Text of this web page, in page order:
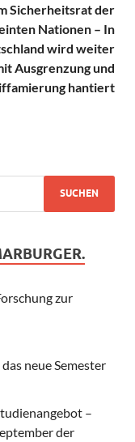
Sicherheitsrat der
Nationen – In
wird weiter
Ausgrenzung und
hantiert
zur
neue Semester
–
der